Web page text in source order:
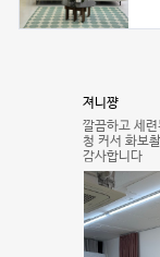
져니쨩
깔끔하고 세
청 커서 화보
감사합니다